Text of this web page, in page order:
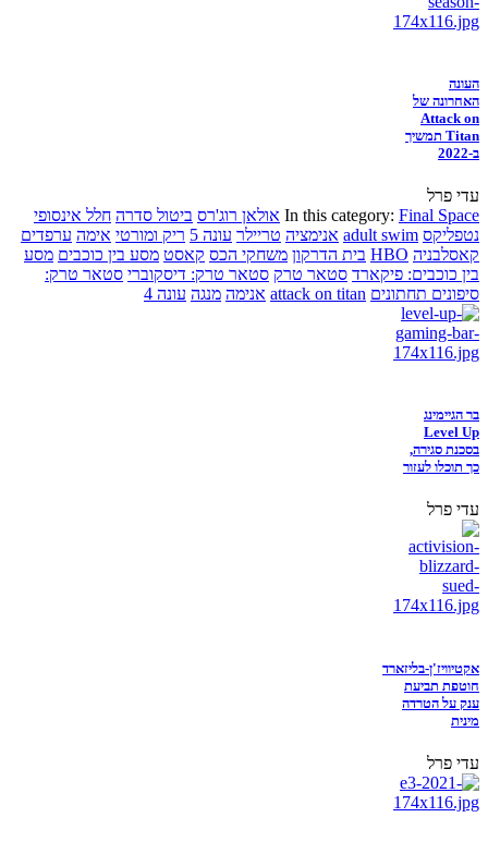
העונה
האחרונה של
Attack on
Titan תמשיך
ב-2022
עדי פרל
In this category: Final Space אולאן רוג'רס ביטול סדרה חלל אינסופי
נטפליקס adult swim אנימציה טריילר עונה 5 ריק ומורטי אימה ערפדים
קאסלבניה HBO בית הדרקון משחקי הכס קאסט מסע בין כוכבים מסע
בין כוכבים: פיקארד סטאר טרק סטאר טרק: דיסקוברי סטאר טרק:
סיפונים תחתונים attack on titan אנימה מנגה עונה 4
בר הגיימינג
Level Up
בסכנת סגירה,
כך תוכלו לעזור
עדי פרל
אקטיוויז'ן-בליזארד
חוטפת תביעת
ענק על הטרדה
מינית
עדי פרל